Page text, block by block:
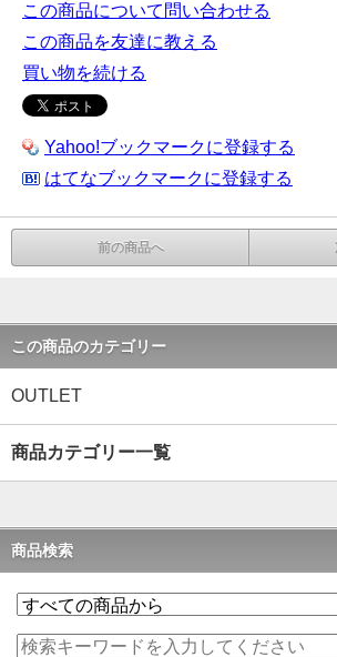
この商品について問い合わせる
この商品を友達に教える
買い物を続ける
Yahoo!ブックマークに登録する
はてなブックマークに登録する
前の商品へ
この商品のカテゴリー
OUTLET
商品カテゴリー一覧
商品検索